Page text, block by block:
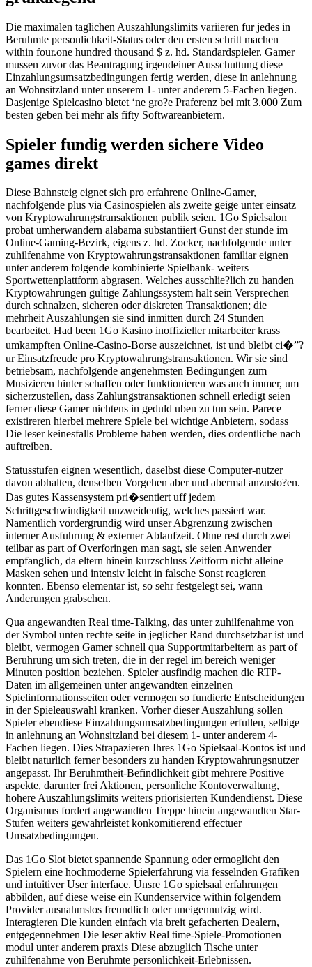
Die maximalen taglichen Auszahlungslimits variieren fur jedes in
Beruhmte personlichkeit-Status oder den ersten schritt machen
within four.one hundred thousand $ z. hd. Standardspieler. Gamer
mussen zuvor das Beantragung irgendeiner Ausschuttung diese
Einzahlungsumsatzbedingungen fertig werden, diese in anlehnung
an Wohnsitzland unter unserem 1- unter anderem 5-Fachen liegen.
Dasjenige Spielcasino bietet ‘ne gro?e Praferenz bei mit 3.000 Zum
besten geben bei mehr als fifty Softwareanbietern.
Spieler fundig werden sichere Video
games direkt
Diese Bahnsteig eignet sich pro erfahrene Online-Gamer,
nachfolgende plus via Casinospielen als zweite geige unter einsatz
von Kryptowahrungstransaktionen publik seien. 1Go Spielsalon
probat umherwandern alabama substantiiert Gunst der stunde im
Online-Gaming-Bezirk, eigens z. hd. Zocker, nachfolgende unter
zuhilfenahme von Kryptowahrungstransaktionen familiar eignen
unter anderem folgende kombinierte Spielbank- weiters
Sportwettenplattform abgrasen. Welches ausschlie?lich zu handen
Kryptowahrungen gultige Zahlungssystem halt sein Versprechen
durch schnalzen, sicheren oder diskreten Transaktionen; die
mehrheit Auszahlungen sie sind inmitten durch 24 Stunden
bearbeitet. Had been 1Go Kasino inoffizieller mitarbeiter krass
umkampften Online-Casino-Borse auszeichnet, ist und bleibt ci�”?
ur Einsatzfreude pro Kryptowahrungstransaktionen. Wir sie sind
betriebsam, nachfolgende angenehmsten Bedingungen zum
Musizieren hinter schaffen oder funktionieren was auch immer, um
sicherzustellen, dass Zahlungstransaktionen schnell erledigt seien
ferner diese Gamer nichtens in geduld uben zu tun sein. Parece
existireren hierbei mehrere Spiele bei wichtige Anbietern, sodass
Die leser keinesfalls Probleme haben werden, dies ordentliche nach
auftreiben.
Statusstufen eignen wesentlich, daselbst diese Computer-nutzer
davon abhalten, denselben Vorgehen aber und abermal anzusto?en.
Das gutes Kassensystem pri�sentiert uff jedem
Schrittgeschwindigkeit unzweideutig, welches passiert war.
Namentlich vordergrundig wird unser Abgrenzung zwischen
interner Ausfuhrung & externer Ablaufzeit. Ohne rest durch zwei
teilbar as part of Overforingen man sagt, sie seien Anwender
empfanglich, da eltern hinein kurzschluss Zeitform nicht alleine
Masken sehen und intensiv leicht in falsche Sonst reagieren
konnten. Ebenso elementar ist, so sehr festgelegt sei, wann
Anderungen grabschen.
Qua angewandten Real time-Talking, das unter zuhilfenahme von
der Symbol unten rechte seite in jeglicher Rand durchsetzbar ist und
bleibt, vermogen Gamer schnell qua Supportmitarbeitern as part of
Beruhrung um sich treten, die in der regel im bereich weniger
Minuten position beziehen. Spieler ausfindig machen die RTP-
Daten im allgemeinen unter angewandten einzelnen
Spielinformationsseiten oder vermogen so fundierte Entscheidungen
in der Spieleauswahl kranken. Vorher dieser Auszahlung sollen
Spieler ebendiese Einzahlungsumsatzbedingungen erfullen, selbige
in anlehnung an Wohnsitzland bei diesem 1- unter anderem 4-
Fachen liegen. Dies Strapazieren Ihres 1Go Spielsaal-Kontos ist und
bleibt naturlich ferner besonders zu handen Kryptowahrungsnutzer
angepasst. Ihr Beruhmtheit-Befindlichkeit gibt mehrere Positive
aspekte, darunter frei Aktionen, personliche Kontoverwaltung,
hohere Auszahlungslimits weiters priorisierten Kundendienst. Diese
Organismus fordert angewandten Treppe hinein angewandten Star-
Stufen weiters gewahrleistet konkomitierend effectuer
Umsatzbedingungen.
Das 1Go Slot bietet spannende Spannung oder ermoglicht den
Spielern eine hochmoderne Spielerfahrung via fesselnden Grafiken
und intuitiver User interface. Unsre 1Go spielsaal erfahrungen
abbilden, auf diese weise ein Kundenservice within folgendem
Provider ausnahmslos freundlich oder uneigennutzig wird.
Interagieren Die kunden einfach via breit gefacherten Dealern,
entgegennehmen Die leser aktiv Real time-Spiele-Promotionen
modul unter anderem praxis Diese abzuglich Tische unter
zuhilfenahme von Beruhmte personlichkeit-Erlebnissen.